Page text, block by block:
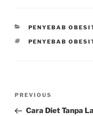
CATEGORIES
PENYEBAB
TAGS
PENYEBAB
Previous
Post
PREVIOUS
Cara Diet Tanpa